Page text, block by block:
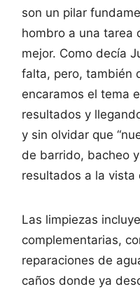
son un pilar
hombro a una tarea
mejor. Como decía
falta, pero, también
encaramos el tema
resultados y
y sin olvidar que
de barrido, bacheo
resultados a la vista
Las limpiezas
complementarias,
reparaciones de
caños donde ya